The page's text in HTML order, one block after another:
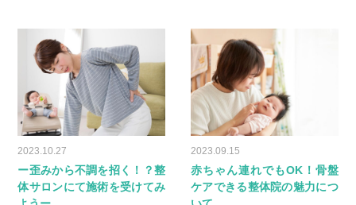
2023.10.27
ー歪みから不調を招く！？整
体サロンにて施術を受けてみ
2023.09.15
赤ちゃん連れでもOK！骨盤
ケアできる整体院の魅力につ